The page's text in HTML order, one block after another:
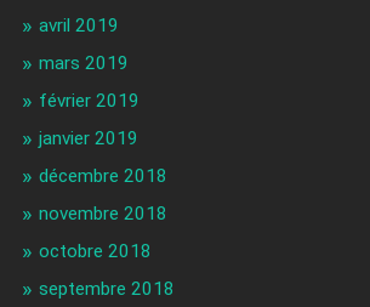
avril 2019
mars 2019
février 2019
janvier 2019
décembre 2018
novembre 2018
octobre 2018
septembre 2018